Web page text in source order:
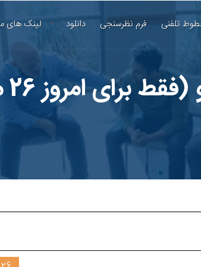
تلفنی فرم نظرسنجی دانلود لینک های
امروز 26 مرداد)